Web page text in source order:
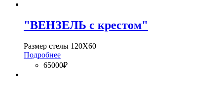
"ВЕНЗЕЛЬ с крестом"
Размер стелы 120Х60
Подробнее
65000₽